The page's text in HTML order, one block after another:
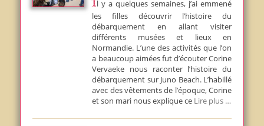
Il y a quelques semaines, j’ai emmené
les filles découvrir l’histoire du
débarquement en allant visiter
différents musées et lieux en
Normandie. L’une des activités que l’on
a beaucoup aimées fut d’écouter Corine
Vervaeke nous raconter l’histoire du
débarquement sur Juno Beach. L’habillé
avec des vêtements de l’époque, Corine
et son mari nous explique ce Lire plus …